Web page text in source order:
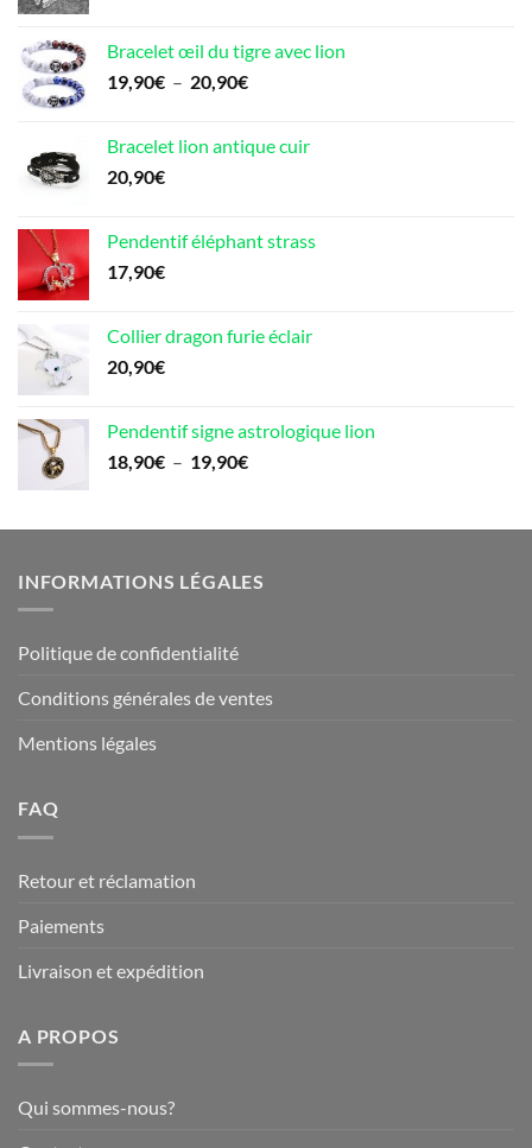
Bracelet œil du tigre avec lion
19,90€ – 20,90€Plage
19,90€
Bracelet lion antique cuir
20,90€
Pendentif éléphant strass
17,90€
Collier dragon furie éclair
20,90€
Pendentif signe astrologique lion
18,90€ – 19,90€Plage
18,90€
19,90€
INFORMATIONS LÉGALES
Politique de confidentialité
Conditions générales de ventes
Mentions légales
FAQ
Retour et réclamation
Paiements
Livraison et expédition
A PROPOS
Qui sommes-nous?